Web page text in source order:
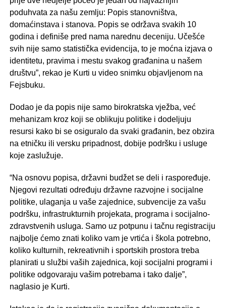
poduhvata za našu zemlju: Popis stanovništva,
domaćinstava i stanova. Popis se održava svakih 10
godina i definiše pred nama narednu deceniju. Učešće
svih nije samo statistička evidencija, to je moćna izjava o
identitetu, pravima i mestu svakog građanina u našem
društvu”, rekao je Kurti u video snimku objavljenom na
Fejsbuku.
Dodao je da popis nije samo birokratska vježba, već
mehanizam kroz koji se oblikuju politike i dodeljuju
resursi kako bi se osiguralo da svaki građanin, bez obzira
na etničku ili versku pripadnost, dobije podršku i usluge
koje zaslužuje.
“Na osnovu popisa, državni budžet se deli i raspoređuje.
Njegovi rezultati određuju državne razvojne i socijalne
politike, ulaganja u vaše zajednice, subvencije za vašu
podršku, infrastrukturnih projekata, programa i socijalno-
zdravstvenih usluga. Samo uz potpunu i tačnu registraciju
najbolje ćemo znati koliko vam je vrtića i škola potrebno,
koliko kulturnih, rekreativnih i sportskih prostora treba
planirati u službi vaših zajednica, koji socijalni programi i
politike odgovaraju vašim potrebama i tako dalje”,
naglasio je Kurti.